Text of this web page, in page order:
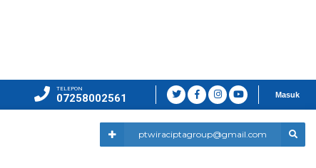
TELEPON
07258002561 Masuk
ptwiraciptagroup@gmail.com